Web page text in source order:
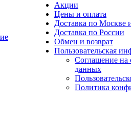
Акции
Цены и оплата
Доставка по Москве
Доставка по России
Обмен и возврат
Пользовательская
Соглашение на
данных
Политика